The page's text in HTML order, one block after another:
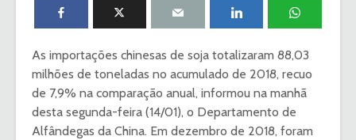
As importações chinesas de soja totalizaram 88,03
milhões de toneladas no acumulado de 2018, recuo
de 7,9% na comparação anual, informou na manhã
desta segunda-feira (14/01), o Departamento de
Alfândegas da China. Em dezembro de 2018, foram